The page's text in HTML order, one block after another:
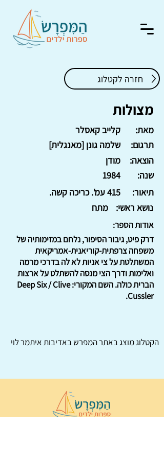
חזרה לקטלוג
מצולות
קלייב קאסלר
מאת:
שלמה גונן [מאנגלית]
תרגום:
מודן
הוצאה:
1984
שנה:
415 עמ'. כריכה קשה.
תיאור:
מתח
נושא ראשי:
אודות הספר:
דרק פיט, גיבור הסיפור, נלחם במזימותיה של
משפחה צרפתית-קוריאנית-אמריקאית
המשתלטת על צי אניות לא לה בדרכי מרמה
ואלימות ודרך הצי מנסה להשתלט על ארצות
הברית כולה. השם המקורי: Deep Six / Clive
Cussler.
הקטלוג מוצג באתרהמפרשבאדיבות איתמר לוי